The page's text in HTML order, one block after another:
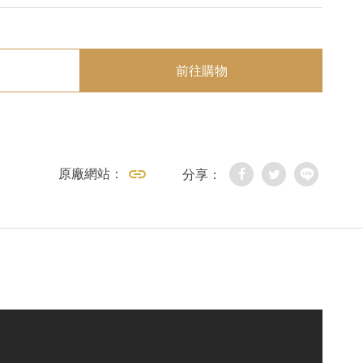
前往購物
原廠網站： 分享：